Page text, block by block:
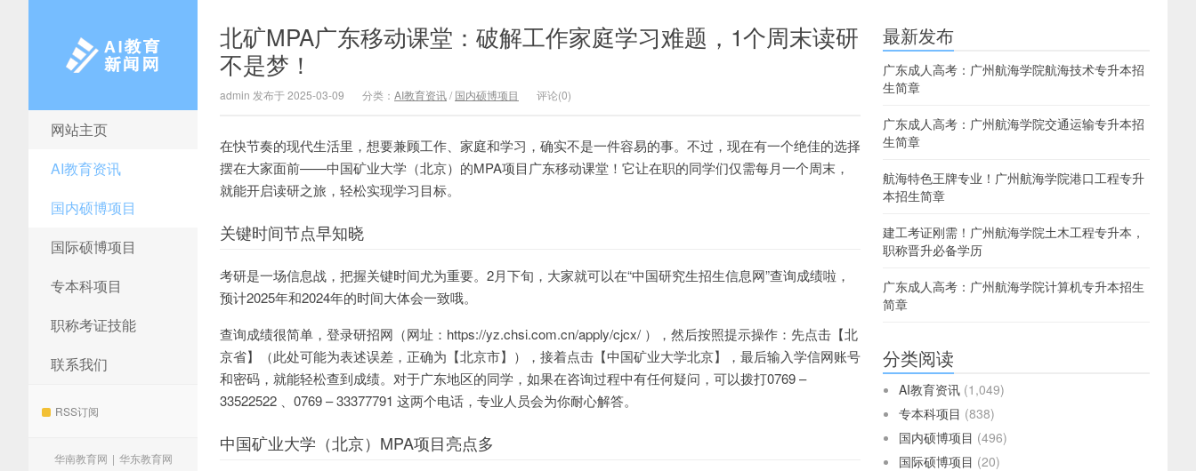
AI教育新闻网
网站主页
AI教育资讯
国内硕博项目
国际硕博项目
专本科项目
职称考证技能
联系我们
RSS订阅
华南教育网 | 华东教育网
北矿MPA广东移动课堂：破解工作家庭学习难题，1个周末读研
不是梦！
admin 发布于 2025-03-09 分类： AI教育资讯/ 国内硕博项目 评论(0)
在快节奏的现代生活里，想要兼顾工作、家庭和学习，确实不是一件容易的事。不过，现在有一个绝佳的选择
摆在大家面前——中国矿业大学（北京）的MPA项目广东移动课堂！它让在职的同学们仅需每月一个周末，
就能开启读研之旅，轻松实现学习目标。
关键时间节点早知晓
考研是一场信息战，把握关键时间尤为重要。2月下旬，大家就可以在“中国研究生招生信息网”查询成绩啦，
预计2025年和2024年的时间大体会一致哦。
查询成绩很简单，登录研招网（网址：https://yz.chsi.com.cn/apply/cjcx/ ），然后按照提示操作：先点击【北
京省】（此处可能为表述误差，正确为【北京市】），接着点击【中国矿业大学北京】，最后输入学信网账号
和密码，就能轻松查到成绩。对于广东地区的同学，如果在咨询过程中有任何疑问，可以拨打0769 –
33522522 、0769 – 33377791 这两个电话，专业人员会为你耐心解答。
中国矿业大学（北京）MPA项目亮点多
最新发布
广东成人高考：广州航海学院航海技术专升本招
生简章
广东成人高考：广州航海学院交通运输专升本招
生简章
航海特色王牌专业！广州航海学院港口工程专升
本招生简章
建工考证刚需！广州航海学院土木工程专升本，
职称晋升必备学历
广东成人高考：广州航海学院计算机专升本招生
简章
分类阅读
AI教育资讯 (1,049)
专本科项目 (838)
国内硕博项目 (496)
国际硕博项目 (20)